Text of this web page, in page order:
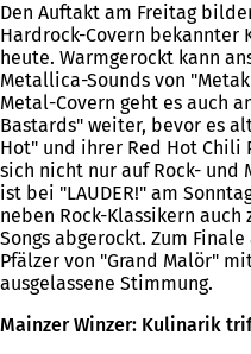
Den Auftakt am Freitag
Hardrock-Covern bekannter
heute. Warmgerockt kann
Metallica-Sounds von
Metal-Covern geht es auch
Bastards" weiter, bevor es
Hot" und ihrer Red Hot Chili
sich nicht nur auf Rock- und
ist bei "LAUDER!" am
neben Rock-Klassikern
Songs abgerockt. Zum
Pfälzer von "Grand Malör"
ausgelassene Stimmung.
Mainzer Winzer: Kulinarik